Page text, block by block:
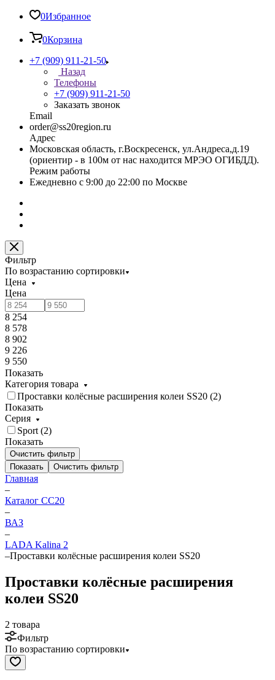
0Избранное
0Корзина
+7 (909) 911-21-50
Назад
Телефоны
+7 (909) 911-21-50
Заказать звонок
Email
order@ss20region.ru
Адрес
Московская область, г.Воскресенск, ул.Андреса,д.19
(ориентир - в 100м от нас находится МРЭО ОГИБДД).
Режим работы
Ежедневно с 9:00 до 22:00 по Москве
Фильтр
По возрастанию сортировки
Цена
Цена
8 254
8 578
8 902
9 226
9 550
Показать
Категория товара
Проставки колёсные расширения колеи SS20 (2)
Показать
Серия
Sport (2)
Показать
Очистить фильтр
Показать
Очистить фильтр
Главная
–
Каталог CC20
–
ВАЗ
–
LADA Kalina 2
–Проставки колёсные расширения колеи SS20
Проставки колёсные расширения
колеи SS20
2 товара
Фильтр
По возрастанию сортировки